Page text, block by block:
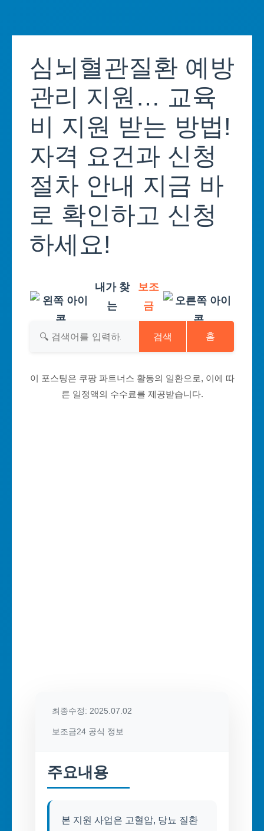
content심뇌혈관질환 예방
관리 지원… 교육
비 지원 받는 방법!
자격 요건과 신청
절차 안내 지금 바
로 확인하고 신청
하세요!
내가 찾
는
보조
금
검색 홈
이 포스팅은 쿠팡 파트너스 활동의 일환으로, 이에 따
른 일정액의 수수료를 제공받습니다.
최종수정: 2025.07.02
보조금24 공식 정보
주요내용
본 지원 사업은 고혈압, 당뇨 질환